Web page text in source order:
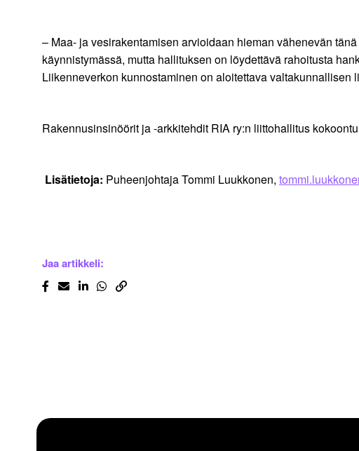
– Maa- ja vesirakentamisen arvioidaan hieman vähenevän
käynnistymässä, mutta hallituksen on löydettävä rahoitusta
Liikenneverkon kunnostaminen on aloitettava
Rakennusinsinöörit ja -arkkitehdit RIA ry:n liittohallitus
Lisätietoja: Puheenjohtaja Tommi Luukkonen,
Jaa artikkeli: